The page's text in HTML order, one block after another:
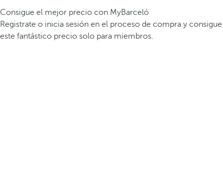
Consigue el mejor precio con MyBarceló
Registrate o inicia sesión en el proceso de compra y consigue
este fantástico precio solo para miembros.